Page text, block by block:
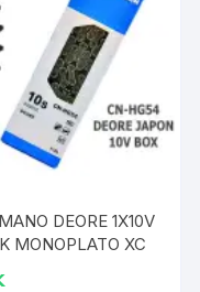
DEORE 1X10V
MONOPLATO XC